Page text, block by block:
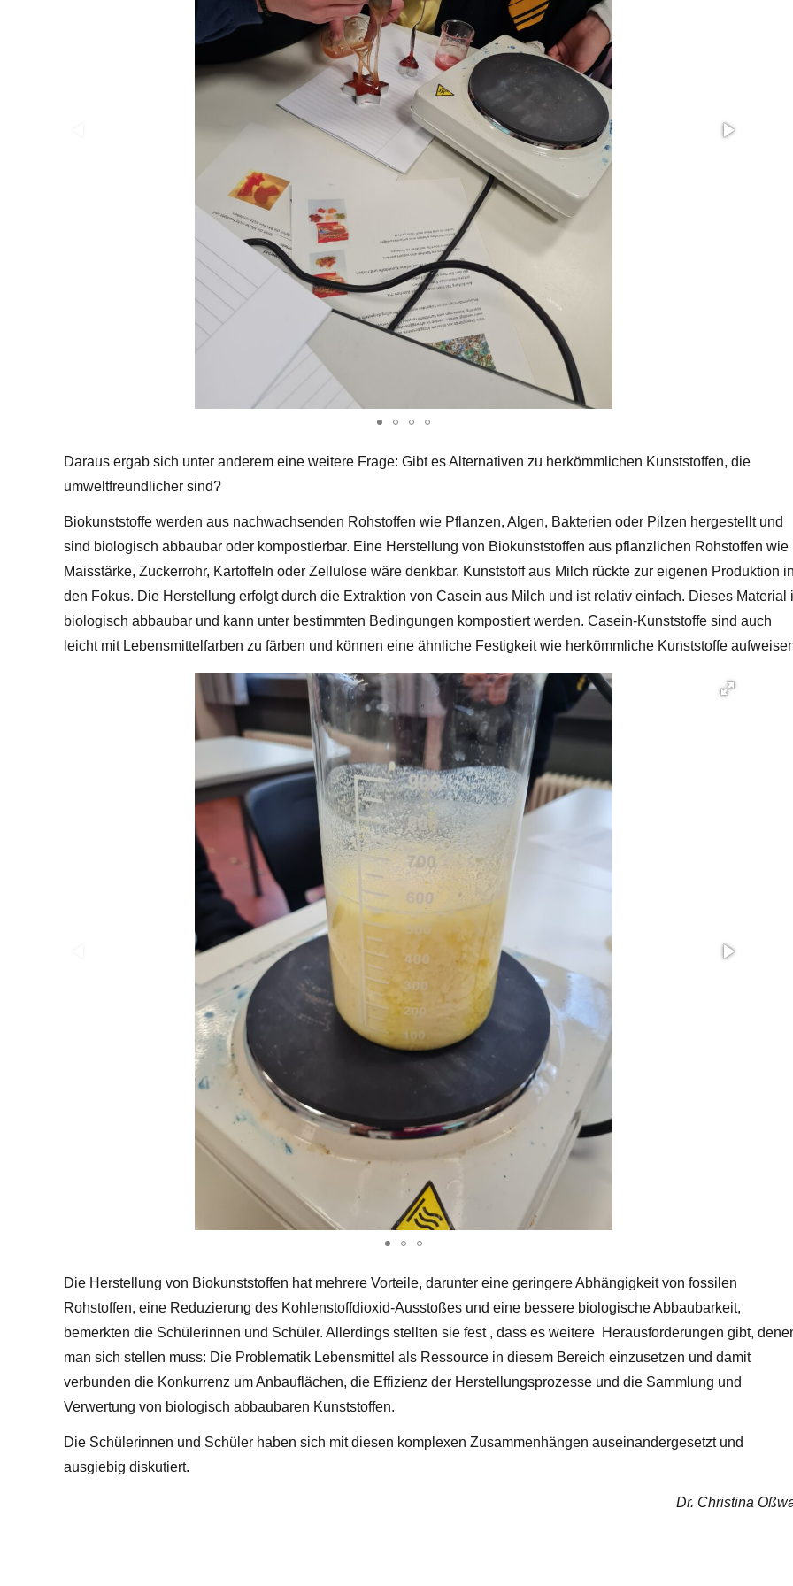
Daraus ergab sich unter anderem eine weitere Frage: Gibt es Alternativen zu herkömmlichen Kunststoffen, die
umweltfreundlicher sind?
Biokunststoffe werden aus nachwachsenden Rohstoffen wie Pflanzen, Algen, Bakterien oder Pilzen hergestellt und
sind biologisch abbaubar oder kompostierbar. Eine Herstellung von Biokunststoffen aus pflanzlichen Rohstoffen wie
Maisstärke, Zuckerrohr, Kartoffeln oder Zellulose wäre denkbar. Kunststoff aus Milch rückte zur eigenen Produktion in
den Fokus. Die Herstellung erfolgt durch die Extraktion von Casein aus Milch und ist relativ einfach. Dieses Material
biologisch abbaubar und kann unter bestimmten Bedingungen kompostiert werden. Casein-Kunststoffe sind auch
leicht mit Lebensmittelfarben zu färben und können eine ähnliche Festigkeit wie herkömmliche Kunststoffe
Die Herstellung von Biokunststoffen hat mehrere Vorteile, darunter eine geringere Abhängigkeit von fossilen
Rohstoffen, eine Reduzierung des Kohlenstoffdioxid-Ausstoßes und eine bessere biologische Abbaubarkeit,
bemerkten die Schülerinnen und Schüler. Allerdings stellten sie fest , dass es weitere Herausforderungen gibt,
man sich stellen muss: Die Problematik Lebensmittel als Ressource in diesem Bereich einzusetzen und damit
verbunden die Konkurrenz um Anbauflächen, die Effizienz der Herstellungsprozesse und die Sammlung und
Verwertung von biologisch abbaubaren Kunststoffen.
Die Schülerinnen und Schüler haben sich mit diesen komplexen Zusammenhängen auseinandergesetzt und
ausgiebig diskutiert.
Dr. Christina